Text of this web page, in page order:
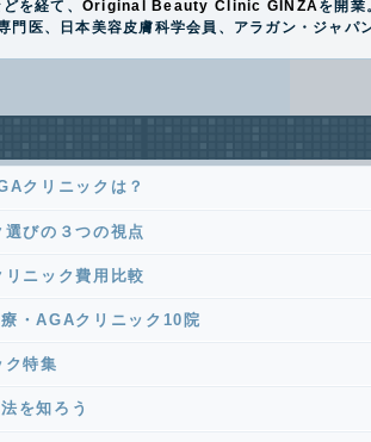
を経て、 Original Beauty Clinic GINZA を開業
門医、日本美容皮膚科学会員、アラガン・ジャパ
クリニックは？
びの３つの視点
ニック費用比較
・AGAクリニック10院
ク特集
を知ろう